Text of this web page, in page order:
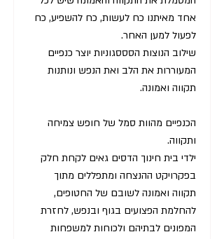
אחד מאיתנו כח לעשות, כח להשפיע, כח
לפעול למען האחר.
שילוב הנוצות הסססגוניות יוצר כנפיים
המעוררות את הלב ואת הנפש ונותנות
תקווה ואמונה.
הכנפיים מהוות סמל של חופש צמיחה
ותקווה.
ילדי בית חינוך הדסים גאים לקחת חלק
בפקרויקט ההנצחה ומתפללים מתוך
תקווה ואמונה לשובם של החטופים,
להחלמת הפצועים בגוף ובנפש, לחזרת
המפונים לבתיהם ולכוחות למשפחות